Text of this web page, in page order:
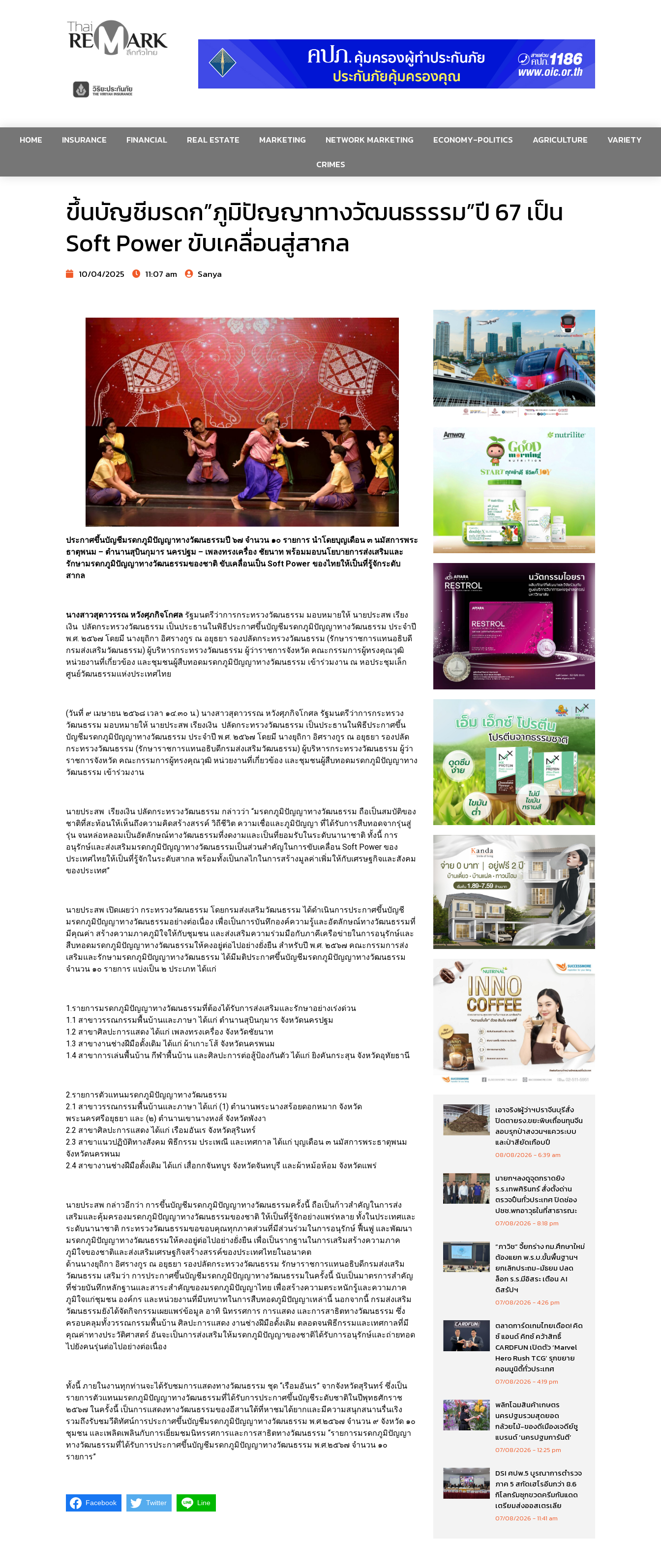
HOME INSURANCE FINANCIAL REAL ESTATE MARKETING NETWORK MARKETING ECONOMY-POLITICS AGRICULTURE
VARIETY
CRIMES
ขึ้นบัญชีมรดก”ภูมิปัญญาทางวัฒนธรรรม”ปี 67 เป็น
Soft Power ขับเคลื่อนสู่สากล
10/04/2025 11:07 am Sanya
ประกาศขึ้นบัญชีมรดกภูมิปัญญาทางวัฒนธรรมปี ๖๗ จำนวน ๑๐ รายการ นำโดยบุญเดือน ๓ นมัสการพระ
ธาตุพนม – ตำนานสุบินกุมาร นครปฐม – เพลงทรงเครื่อง ชัยนาท พร้อมมอบนโยบายการส่งเสริมและ
รักษามรดกภูมิปัญญาทางวัฒนธรรมของชาติ ขับเคลื่อนเป็น Soft Power ของไทยให้เป็นที่รู้จักระดับ
สากล
นางสาวสุดาวรรณ หวังศุภกิจโกศล รัฐมนตรีว่าการกระทรวงวัฒนธรรม มอบหมายให้ นายประสพ เรียง
เงิน ปลัดกระทรวงวัฒนธรรม เป็นประธานในพิธีประกาศขึ้นบัญชีมรดกภูมิปัญญาทางวัฒนธรรม ประจำปี
พ.ศ. ๒๕๖๗ โดยมี นางยุถิกา อิศรางกูร ณ อยุธยา รองปลัดกระทรวงวัฒนธรรม (รักษาราชการแทนอธิบดี
กรมส่งเสริมวัฒนธรรม) ผู้บริหารกระทรวงวัฒนธรรม ผู้ว่าราชการจังหวัด คณะกรรมการผู้ทรงคุณวุฒิ
หน่วยงานที่เกี่ยวข้อง และชุมชนผู้สืบทอดมรดกภูมิปัญญาทางวัฒนธรรม เข้าร่วมงาน ณ หอประชุมเล็ก
ศูนย์วัฒนธรรมแห่งประเทศไทย
(วันที่ ๙ เมษายน ๒๕๖๘ เวลา ๑๔.๓๐ น.) นางสาวสุดาวรรณ หวังศุภกิจโกศล รัฐมนตรีว่าการกระทรวง
วัฒนธรรม มอบหมายให้ นายประสพ เรียงเงิน ปลัดกระทรวงวัฒนธรรม เป็นประธานในพิธีประกาศขึ้น
บัญชีมรดกภูมิปัญญาทางวัฒนธรรม ประจำปี พ.ศ. ๒๕๖๗ โดยมี นางยุถิกา อิศรางกูร ณ อยุธยา รองปลัด
กระทรวงวัฒนธรรม (รักษาราชการแทนอธิบดีกรมส่งเสริมวัฒนธรรม) ผู้บริหารกระทรวงวัฒนธรรม ผู้ว่า
ราชการจังหวัด คณะกรรมการผู้ทรงคุณวุฒิ หน่วยงานที่เกี่ยวข้อง และชุมชนผู้สืบทอดมรดกภูมิปัญญาทาง
วัฒนธรรม เข้าร่วมงาน
นายประสพ เรียงเงิน ปลัดกระทรวงวัฒนธรรม กล่าวว่า “มรดกภูมิปัญญาทางวัฒนธรรม ถือเป็นสมบัติของ
ชาติที่สะท้อนให้เห็นถึงความคิดสร้างสรรค์ วิถีชีวิต ความเชื่อและภูมิปัญญา ที่ได้รับการสืบทอดจากรุ่นสู่
รุ่น จนหล่อหลอมเป็นอัตลักษณ์ทางวัฒนธรรมที่งดงามและเป็นที่ยอมรับในระดับนานาชาติ ทั้งนี้ การ
อนุรักษ์และส่งเสริมมรดกภูมิปัญญาทางวัฒนธรรมเป็นส่วนสำคัญในการขับเคลื่อน Soft Power ของ
ประเทศไทยให้เป็นที่รู้จักในระดับสากล พร้อมทั้งเป็นกลไกในการสร้างมูลค่าเพิ่มให้กับเศรษฐกิจและสังคม
ของประเทศ”
นายประสพ เปิดเผยว่า กระทรวงวัฒนธรรม โดยกรมส่งเสริมวัฒนธรรม ได้ดำเนินการประกาศขึ้นบัญชี
มรดกภูมิปัญญาทางวัฒนธรรมอย่างต่อเนื่อง เพื่อเป็นการบันทึกองค์ความรู้และอัตลักษณ์ทางวัฒนธรรมที่
มีคุณค่า สร้างความภาคภูมิใจให้กับชุมชน และส่งเสริมความร่วมมือกับภาคีเครือข่ายในการอนุรักษ์และ
สืบทอดมรดกภูมิปัญญาทางวัฒนธรรมให้คงอยู่ต่อไปอย่างยั่งยืน สำหรับปี พ.ศ. ๒๕๖๗ คณะกรรมการส่ง
เสริมและรักษามรดกภูมิปัญญาทางวัฒนธรรม ได้มีมติประกาศขึ้นบัญชีมรดกภูมิปัญญาทางวัฒนธรรม
จำนวน ๑๐ รายการ แบ่งเป็น ๒ ประเภท ได้แก่
1.รายการมรดกภูมิปัญญาทางวัฒนธรรมที่ต้องได้รับการส่งเสริมและรักษาอย่างเร่งด่วน
1.1 สาขาวรรณกรรมพื้นบ้านและภาษา ได้แก่ ตำนานสุบินกุมาร จังหวัดนครปฐม
1.2 สาขาศิลปะการแสดง ได้แก่ เพลงทรงเครื่อง จังหวัดชัยนาท
1.3 สาขางานช่างฝีมือดั้งเดิม ได้แก่ ผ้าเกาะโส้ จังหวัดนครพนม
1.4 สาขาการเล่นพื้นบ้าน กีฬาพื้นบ้าน และศิลปะการต่อสู้ป้องกันตัว ได้แก่ ยิงคันกระสุน จังหวัดอุทัยธานี
2.รายการตัวแทนมรดกภูมิปัญญาทางวัฒนธรรม
2.1 สาขาวรรณกรรมพื้นบ้านและภาษา ได้แก่ (1) ตำนานพระนางสร้อยดอกหมาก จังหวัด
พระนครศรีอยุธยา และ (๒) ตำนานเขานางหงส์ จังหวัดพังงา
2.2 สาขาศิลปะการแสดง ได้แก่ เรือมอันเร จังหวัดสุรินทร์
2.3 สาขาแนวปฏิบัติทางสังคม พิธีกรรม ประเพณี และเทศกาล ได้แก่ บุญเดือน ๓ นมัสการพระธาตุพนม
จังหวัดนครพนม
2.4 สาขางานช่างฝีมือดั้งเดิม ได้แก่ เสื่อกกจันทบูร จังหวัดจันทบุรี และผ้าหม้อห้อม จังหวัดแพร่
นายประสพ กล่าวอีกว่า การขึ้นบัญชีมรดกภูมิปัญญาทางวัฒนธรรมครั้งนี้ ถือเป็นก้าวสำคัญในการส่ง
เสริมและคุ้มครองมรดกภูมิปัญญาทางวัฒนธรรมของชาติ ให้เป็นที่รู้จักอย่างแพร่หลาย ทั้งในประเทศและ
ระดับนานาชาติ กระทรวงวัฒนธรรมขอขอบคุณทุกภาคส่วนที่มีส่วนร่วมในการอนุรักษ์ ฟื้นฟู และพัฒนา
มรดกภูมิปัญญาทางวัฒนธรรมให้คงอยู่ต่อไปอย่างยั่งยืน เพื่อเป็นรากฐานในการเสริมสร้างความภาค
ภูมิใจของชาติและส่งเสริมเศรษฐกิจสร้างสรรค์ของประเทศไทยในอนาคต
ด้านนางยุถิกา อิศรางกูร ณ อยุธยา รองปลัดกระทรวงวัฒนธรรม รักษาราชการแทนอธิบดีกรมส่งเสริม
วัฒนธรรม เสริมว่า การประกาศขึ้นบัญชีมรดกภูมิปัญญาทางวัฒนธรรมในครั้งนี้ นับเป็นมาตรการสำคัญ
ที่ช่วยบันทึกหลักฐานและสาระสำคัญของมรดกภูมิปัญญาไทย เพื่อสร้างความตระหนักรู้และความภาค
ภูมิใจแก่ชุมชน องค์กร และหน่วยงานที่มีบทบาทในการสืบทอดภูมิปัญญาเหล่านี้ นอกจากนี้ กรมส่งเสริม
วัฒนธรรมยังได้จัดกิจกรรมเผยแพร่ข้อมูล อาทิ นิทรรศการ การแสดง และการสาธิตทางวัฒนธรรม ซึ่ง
ครอบคลุมทั้งวรรณกรรมพื้นบ้าน ศิลปะการแสดง งานช่างฝีมือดั้งเดิม ตลอดจนพิธีกรรมและเทศกาลที่มี
คุณค่าทางประวัติศาสตร์ อันจะเป็นการส่งเสริมให้มรดกภูมิปัญญาของชาติได้รับการอนุรักษ์และถ่ายทอด
ไปยังคนรุ่นต่อไปอย่างต่อเนื่อง
ทั้งนี้ ภายในงานทุกท่านจะได้รับชมการแสดงทางวัฒนธรรม ชุด “เรือมอันเร” จากจังหวัดสุรินทร์ ซึ่งเป็น
รายการตัวแทนมรดกภูมิปัญญาทางวัฒนธรรมที่ได้รับการประกาศขึ้นบัญชีระดับชาติในปีพุทธศักราช
๒๕๖๗ ในครั้งนี้ เป็นการแสดงทางวัฒนธรรมของอีสานใต้ที่หาชมได้ยากและมีความสนุกสนานรื่นเริง
รวมถึงรับชมวีดิทัศน์การประกาศขึ้นบัญชีมรดกภูมิปัญญาทางวัฒนธรรม พ.ศ.๒๕๖๗ จำนวน ๙ จังหวัด ๑๐
ชุมชน และเพลิดเพลินกับการเยี่ยมชมนิทรรศการและการสาธิตทางวัฒนธรรม “รายการมรดกภูมิปัญญา
ทางวัฒนธรรมที่ได้รับการประกาศขึ้นบัญชีมรดกภูมิปัญญาทางวัฒนธรรม พ.ศ.๒๕๖๗ จำนวน ๑๐
รายการ”
Facebook Twitter Line
เอาจริง!ผู้ว่าฯปราจีนบุรีสั่ง
ปิดตายรง.ขยะพิษเถื่อนทุนจีน
ลอบรุกป่าสงวนฯแควระบบ
และป่าสียัดเกือบปี
08/08/2026 6:39 am
นายกฯลงดูจุดกราดยิง
ร.ร.เทพศิรินทร์ สั่งตั้งด่าน
ตรวจปืนทั่วประเทศ ปิดช่อง
ปชช.พกอาวุธในที่สาธารณะ
07/08/2026 8:18 pm
“ภาวิช” จี้ยกร่าง กม.ศึกษาใหม่
ต้องแยก พ.ร.บ.ขั้นพื้นฐานฯ
ยกเลิกประถม-มัธยม ปลด
ล็อก ร.ร.มีอิสระ เตือน AI
ดิสรัปฯ
07/08/2026 4:26 pm
ตลาดการ์ดเกมไทยเดือด! คิด
ซ์ แอนด์ คิทซ์ คว้าสิทธิ์
CARDFUN เปิดตัว ‘Marvel
Hero Rush TCG’ รุกขยาย
คอมมูนิตี้ทั่วประเทศ
07/08/2026 4:19 pm
พลิกโฉมสินค้าเกษตร
นครปฐมรวมสุดยอด
กล้วยไม้-ของดีเมืองเจดีย์ชู
แบรนด์ ‘นครปฐมการันตี’
07/08/2026 12:25 pm
DSI ศปพ.5 บูรณาการตำรวจ
ภาค 5 สกัดเฮโรอีนกว่า 8.6
กิโลกรัมซุกขวดครีมกันแดด
เตรียมส่งออสเตรเลีย
07/08/2026 11:41 am